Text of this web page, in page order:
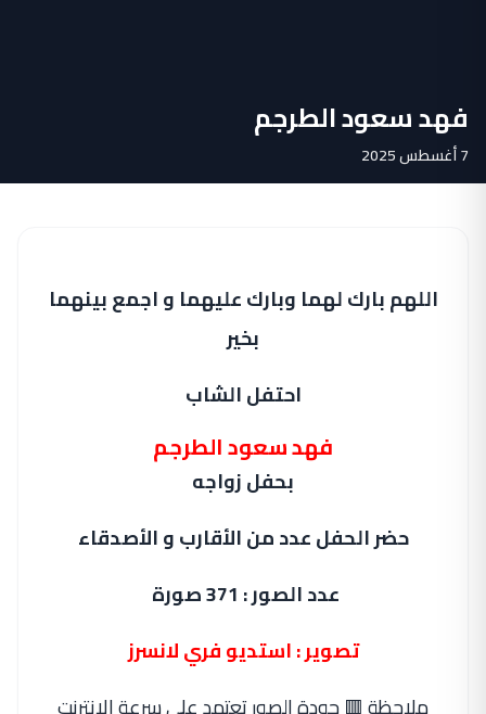
فهد سعود الطرجم
7 أغسطس 2025
اللهم بارك لهما وبارك عليهما و اجمع بينهما
بخير
احتفل الشاب
فهد سعود الطرجم
بحفل زواجه
حضر الحفل عدد من الأقارب و الأصدقاء
عدد الصور : 371 صورة
تصوير : استديو فري لانسرز
ملاحظة 🟥 جودة الصور تعتمد على سرعة الانترنت